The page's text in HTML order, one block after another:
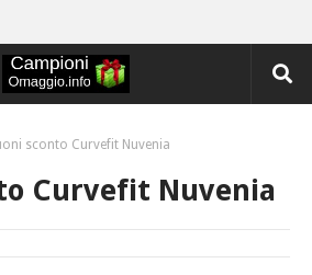
sconto Curvefit Nuvenia
Curvefit Nuvenia